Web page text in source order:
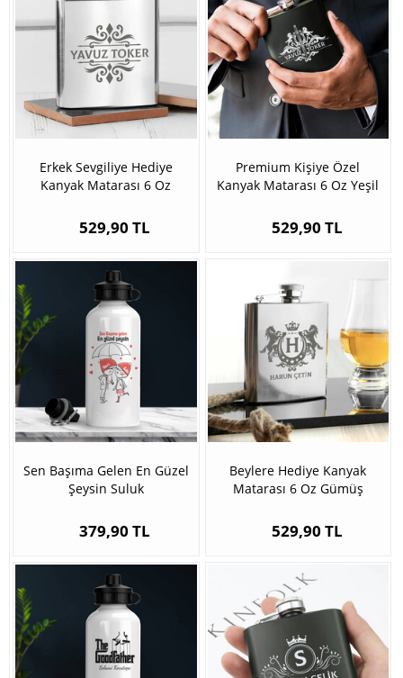
Erkek Sevgiliye Hediye
Kanyak Matarası 6 Oz
529,90 TL
Premium Kişiye Özel
Kanyak Matarası 6 Oz Yeşil
529,90 TL
Sen Başıma Gelen En Güzel
Şeysin Suluk
379,90 TL
Beylere Hediye Kanyak
Matarası 6 Oz Gümüş
529,90 TL